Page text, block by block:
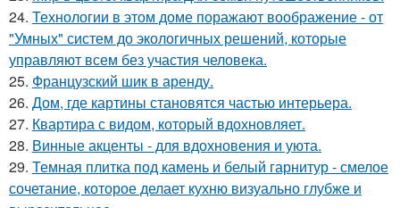
24. Технологии в этом доме поражают воображение - от
"Умных" систем до экологичных решений, которые
управляют всем без участия человека.
25. Французский шик в аренду.
26. Дом, где картины становятся частью интерьера.
27. Квартира с видом, который вдохновляет.
28. Винные акценты - для вдохновения и уюта.
29. Темная плитка под камень и белый гарнитур - смелое
сочетание, которое делает кухню визуально глубже и